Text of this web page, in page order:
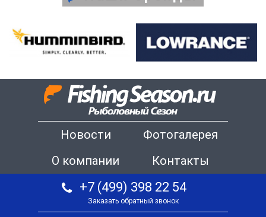
Новости
Фотогалерея
О компании
Контакты
+7 (499) 398 22 54
Заказать обратный звонок